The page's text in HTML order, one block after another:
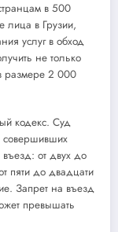
в 500
лица в Грузии,
услуг в обход
не только
размере 2 000
кодекс. Суд
совершивших
въезд: от двух до
пяти до двадцати
Запрет на въезд
превышать